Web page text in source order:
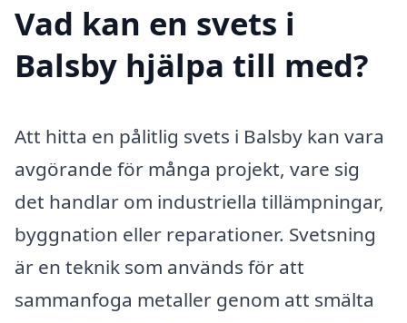
Vad kan en svets i
Balsby hjälpa till med?
Att hitta en pålitlig svets i Balsby kan vara
avgörande för många projekt, vare sig
det handlar om industriella tillämpningar,
byggnation eller reparationer. Svetsning
är en teknik som används för att
sammanfoga metaller genom att smälta